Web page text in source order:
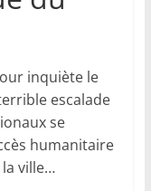
inquiète le
escalade
se
humanitaire
ville…